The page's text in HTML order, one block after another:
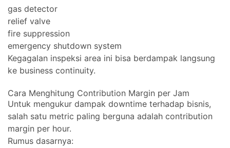
gas detector
relief valve
fire suppression
emergency shutdown system
Kegagalan inspeksi area ini bisa berdampak langsung
ke business continuity.
Cara Menghitung Contribution Margin per Jam
Untuk mengukur dampak downtime terhadap bisnis,
salah satu metric paling berguna adalah contribution
margin per hour.
Rumus dasarnya: